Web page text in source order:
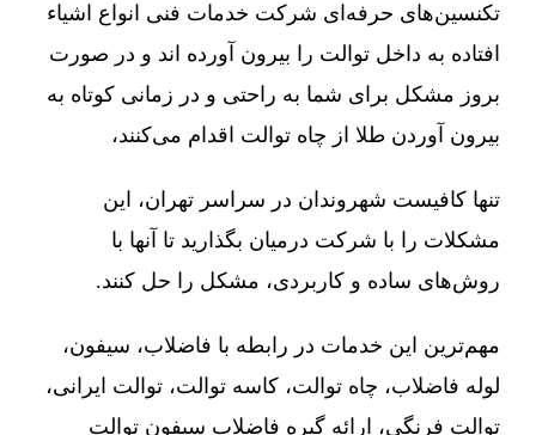
تکنسین‌های حرفه‌ای شرکت خدمات فنی انواع اشیاء
افتاده به داخل توالت را بیرون آورده اند و در صورت
بروز مشکل برای شما به راحتی و در زمانی کوتاه به
بیرون آوردن طلا از چاه توالت اقدام می‌کنند،
تنها کافیست شهروندان در سراسر تهران، این
مشکلات را با شرکت درمیان بگذارید تا آنها با
روش‌های ساده و کاربردی، مشکل را حل کنند.
مهم‌ترین این خدمات در رابطه با فاضلاب، سیفون،
لوله فاضلاب، چاه توالت، کاسه توالت، توالت ایرانی،
توالت فرنگی، ارائه گیره فاضلاب سیفون توالت